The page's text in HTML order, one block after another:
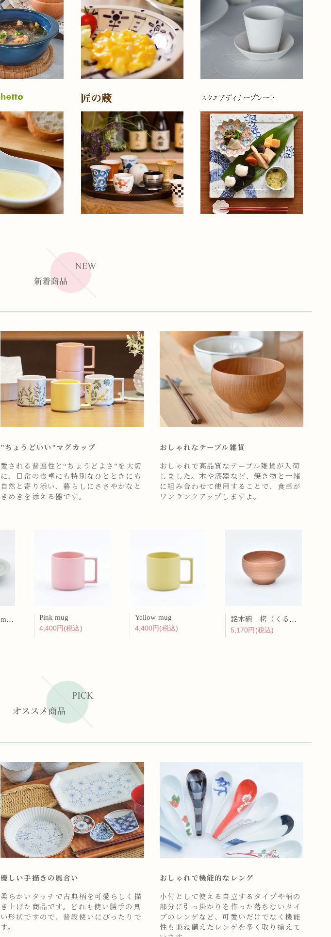
"ちょうどいい"マグカップ
愛される普遍性と“ちょうどよさ”を大切
に、日常の食卓にも特別なひとときにも
自然と寄り添い、暮らしにささやかなと
きめきを添える器です。
おしゃれなテーブル雑貨
おしゃれで高品質なテーブル雑貨が入荷
しました。木や漆器など、焼き物と一緒
に組み合わせて使用することで、食卓が
ワンランクアップしますよ。
リムプレート 23cm 呉須散
Pink mug
4,400円(税込)
Yellow mug
4,400円(税込)
銘木碗 栲（くるみ）
5,170円(税込)
優しい手描きの風合い
柔らかいタッチで古典柄を可愛らしく描
き上げた商品です。どれも使い勝手の良
い形状ですので、普段使いにぴったりで
す。
おしゃれで機能的なレンゲ
小付として使える自立するタイプや柄の
部分に引っ掛かりを作った落ちないタイ
プのレンゲなど、可愛いだけでなく機能
性も兼ね備えたレンゲを多く取り揃えて